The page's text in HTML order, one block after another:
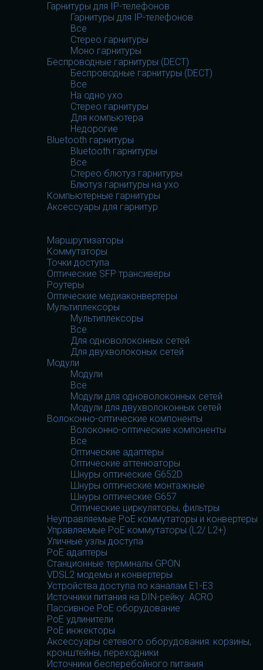
Гарнитуры для IP-телефонов
Гарнитуры для IP-телефонов
Все
Стерео гарнитуры
Моно гарнитуры
Беспроводные гарнитуры (DECT)
Беспроводные гарнитуры (DECT)
Все
На одно ухо
Стерео гарнитуры
Для компьютера
Недорогие
Bluetooth гарнитуры
Bluetooth гарнитуры
Все
Стерео блютуз гарнитуры
Блютуз гарнитуры на ухо
Компьютерные гарнитуры
Аксессуары для гарнитур
Маршрутизаторы
Коммутаторы
Точки доступа
Оптические SFP трансиверы
Роутеры
Оптические медиаконвертеры
Мультиплексоры
Мультиплексоры
Все
Для одноволоконных сетей
Для двухволоконых сетей
Модули
Модули
Все
Модули для одноволоконных сетей
Модули для двухволоконных сетей
Волоконно-оптические компоненты
Волоконно-оптические компоненты
Все
Оптические адаптеры
Оптические аттенюаторы
Шнуры оптические G652D
Шнуры оптические монтажные
Шнуры оптические G657
Оптические циркуляторы, фильтры
Неуправляемые PoE коммутаторы и конвертеры
Управляемые PoE коммутаторы (L2/ L2+)
Уличные узлы доступа
PoE адаптеры
Станционные терминалы GPON
VDSL2 модемы и конвертеры
Устройства доступа по каналам E1-E3
Источники питания на DIN-рейку. ACRO
Пассивное PoE оборудование
PoE удлинители
PoE инжекторы
Аксессуары сетевого оборудования: корзины,
кронштейны, переходники
Источники бесперебойного питания